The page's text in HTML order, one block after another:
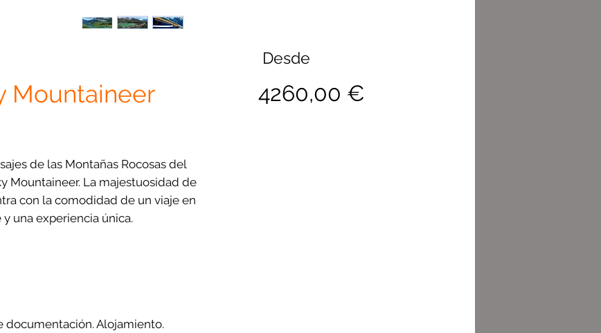
Mountaineer
de las Montañas Rocosas del
Mountaineer. La majestuosidad de
con la comodidad de un viaje en
una experiencia única.
documentación. Alojamiento.
4260,00 €
Desde